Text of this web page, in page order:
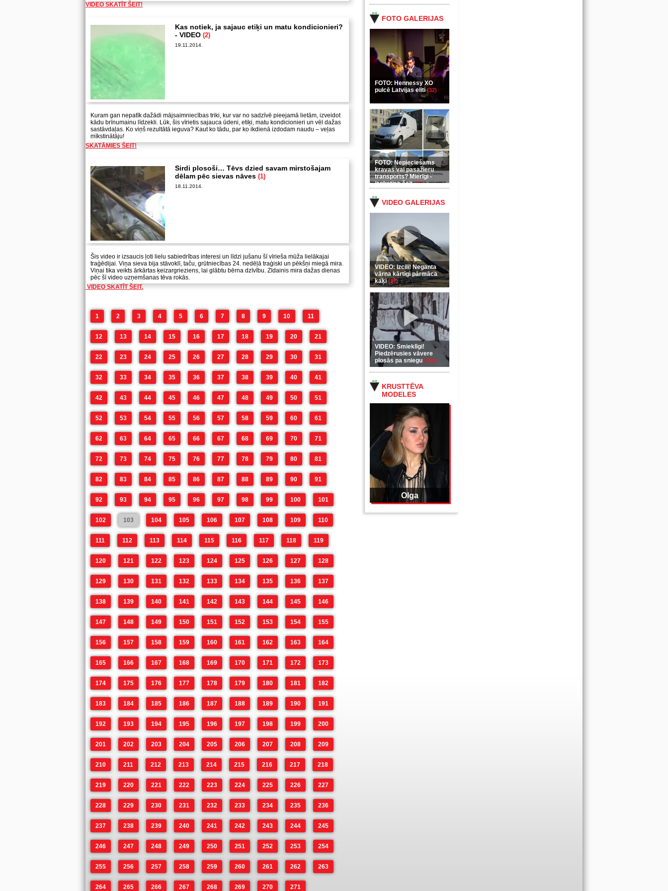
FOTO GALERIJAS
FOTO: Hennessy XO
pulcē Latvijas eliti(32)
FOTO: Nepieciešams
kravas vai pasažieru
transports? Mierīgi -
ieskaties šeit(35)
VIDEO GALERIJAS
VIDEO: Izcili! Neganta
vārna kārtīgi pārmāca
kaķi(37)
VIDEO: Smieklīgi!
Piedzērusies vāvere
plosās pa sniegu (255)
KRUSTTĒVA
MODELES
Olga
VIDEO SKATĪT ŠEIT!
Kas notiek, ja sajauc etiķi un matu kondicionieri?
- VIDEO (2)
19.11.2014.
Kuram gan nepatīk dažādi mājsaimniecības triki, kur var no sadzīvē pieejamā lietām, izveidot
kādu brīnumainu līdzekli. Lūk, šis vīrietis sajauca ūdeni, etiķi, matu kondicionieri un vēl dažas
sastāvdaļas. Ko viņš rezultātā ieguva? Kaut ko tādu, par ko ikdienā izdodam naudu – veļas
mīkstinātāju!
SKATĀMIES ŠEIT!
Sirdi plosoši… Tēvs dzied savam mirstošajam
dēlam pēc sievas nāves (1)
18.11.2014.
Šis video ir izsaucis ļoti lielu sabiedrības interesi un līdzi jušanu šī vīrieša mūža lielākajai
traģēdijai. Viņa sieva bija stāvoklī, taču, grūtniecības 24. nedēļā traģiski un pēkšņi miegā mira.
Viņai tika veikts ārkārtas ķeizargrieziens, lai glābtu bērna dzīvību. Zīdainis mira dažas dienas
pēc šī video uzņemšanas tēva rokās.
VIDEO SKATĪT ŠEIT.
1 2 3 4 5 6 7 8 9 10 11
12 13 14 15 16 17 18 19 20 21
22 23 24 25 26 27 28 29 30 31
32 33 34 35 36 37 38 39 40 41
42 43 44 45 46 47 48 49 50 51
52 53 54 55 56 57 58 59 60 61
62 63 64 65 66 67 68 69 70 71
72 73 74 75 76 77 78 79 80 81
82 83 84 85 86 87 88 89 90 91
92 93 94 95 96 97 98 99 100 101
102 103 104 105 106 107 108 109 110
111 112 113 114 115 116 117 118 119
120 121 122 123 124 125 126 127 128
129 130 131 132 133 134 135 136 137
138 139 140 141 142 143 144 145 146
147 148 149 150 151 152 153 154 155
156 157 158 159 160 161 162 163 164
165 166 167 168 169 170 171 172 173
174 175 176 177 178 179 180 181 182
183 184 185 186 187 188 189 190 191
192 193 194 195 196 197 198 199 200
201 202 203 204 205 206 207 208 209
210 211 212 213 214 215 216 217 218
219 220 221 222 223 224 225 226 227
228 229 230 231 232 233 234 235 236
237 238 239 240 241 242 243 244 245
246 247 248 249 250 251 252 253 254
255 256 257 258 259 260 261 262 263
264 265 266 267 268 269 270 271